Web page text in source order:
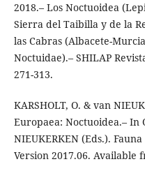
2018.– Los Noctuoidea
Sierra del Taibilla y de la
las Cabras (Albacete-
Noctuidae).– SHILAP
271-313.
KARSHOLT, O. & van
Europaea: Noctuoidea.– In
NIEUKERKEN (Eds.).
Version 2017.06. Available